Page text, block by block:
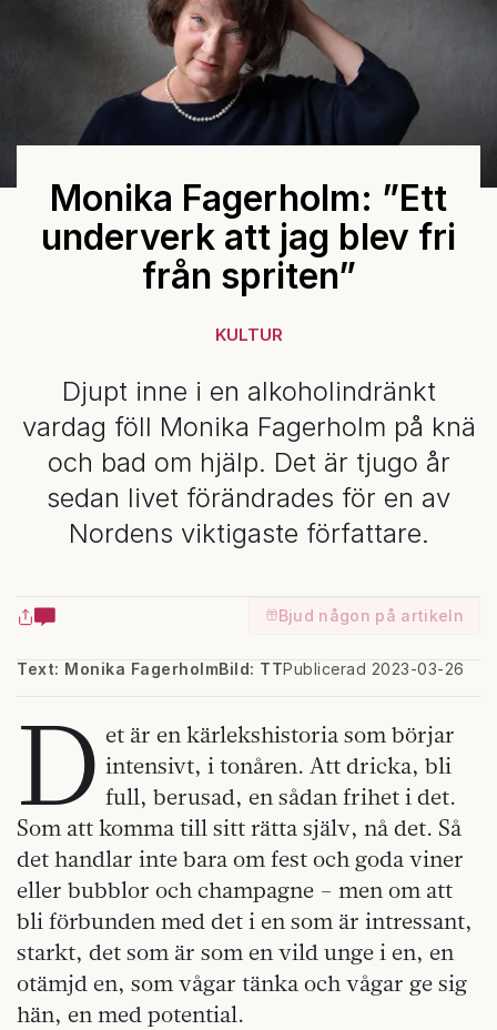
Monika Fagerholm: ”Ett
underverk att jag blev fri
från spriten”
KULTUR
Djupt inne i en alkoholindränkt
vardag föll Monika Fagerholm på knä
och bad om hjälp. Det är tjugo år
sedan livet förändrades för en av
Nordens viktigaste författare.
Bjud någon på artikeln
Text: Monika Fagerholm Publicerad 2023-03-26
Bild: TT
D et är en kärlekshistoria som börjar
intensivt, i tonåren. Att dricka, bli
full, berusad, en sådan frihet i det.
Som att komma till sitt rätta själv, nå det. Så
det handlar inte bara om fest och goda viner
eller bubblor och champagne – men om att
bli förbunden med det i en som är intressant,
starkt, det som är som en vild unge i en, en
otämjd en, som vågar tänka och vågar ge sig
hän, en med potential.